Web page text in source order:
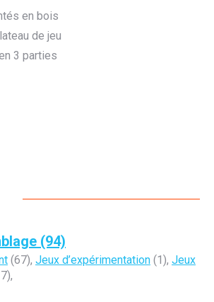
en bois
de jeu
3 parties
(94)
(67), Jeux d’expérimentation (1), Jeux